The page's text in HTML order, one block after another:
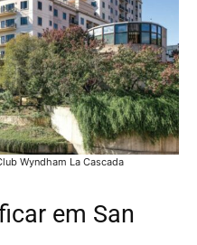
Wyndham La Cascada
em San